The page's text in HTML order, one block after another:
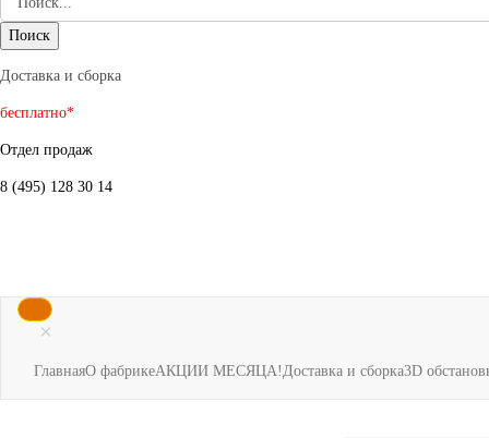
Доставка и сборка
бесплатно*
Отдел продаж
8 (495) 128 30 14
×
ГлавнаяО фабрикеАКЦИИ МЕСЯЦА!Доставка и сборка3D